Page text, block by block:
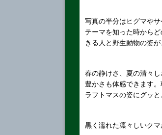
写真の半分はヒグマや
テーマを知った時から
きる人と野生動物の姿
春の静けさ、夏の清々
豊かさも体感できます
ラフトマスの姿にグッ
黒く濡れた凛々しいク